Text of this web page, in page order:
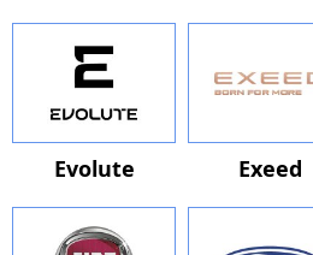
Evolute Exeed